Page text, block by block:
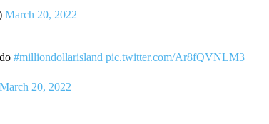
March 20, 2022
#milliondollarisland pic.twitter.com/Ar8fQVNLM3
March 20, 2022